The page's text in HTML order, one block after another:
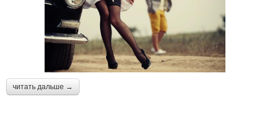
читать дальше →